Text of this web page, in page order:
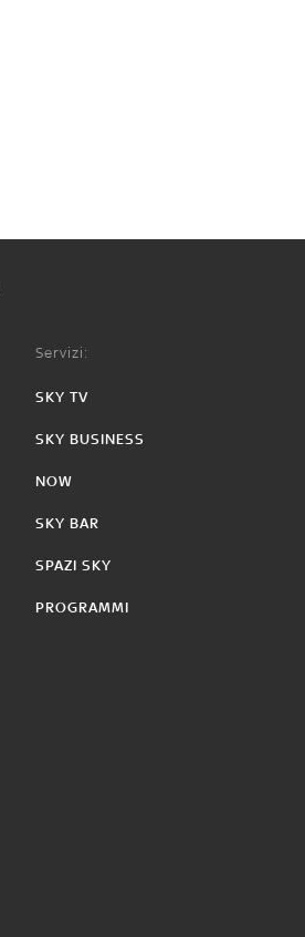
Servizi:
SKY TV
SKY BUSINESS
NOW
SKY BAR
SPAZI SKY
PROGRAMMI